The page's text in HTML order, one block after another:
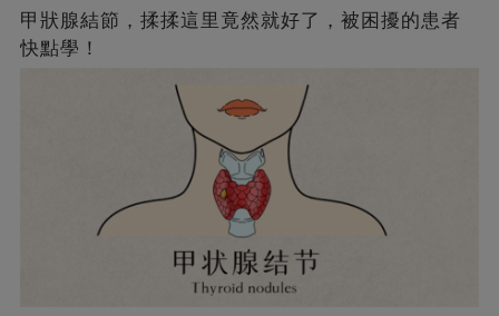
甲狀腺結節，揉揉這里竟然就好了，被困擾的患者
快點學！